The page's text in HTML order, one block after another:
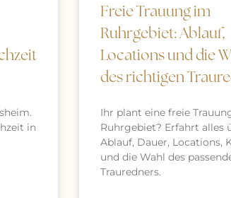
in
Freie Trauung im
Ruhrgebiet: Ablauf,
Locations und die
des richtigen
Ihr plant eine freie
Ruhrgebiet? Erfahrt alles
Ablauf, Dauer, Locations,
und die Wahl des
Trauredners.